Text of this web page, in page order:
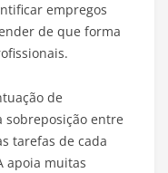
empregos
de que forma
de
sobreposição entre
tarefas de cada
apoia muitas